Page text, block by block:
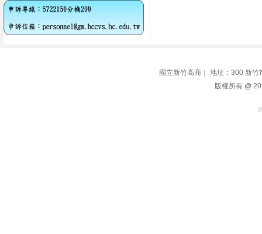
國立新竹高商｜ 地址：300 新
版權所有 @